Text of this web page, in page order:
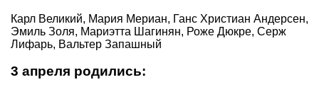
Карл Великий, Мария Мериан, Ганс Христиан Андерсен,
Эмиль Золя, Мариэтта Шагинян, Роже Дюкре, Серж
Лифарь, Вальтер Запашный
3 апреля родились: